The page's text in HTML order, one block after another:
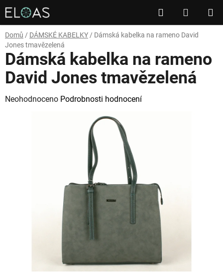
Přejít
na
obsah
Hledat
KOŠÍK
Domů / DÁMSKÉ KABELKY / Dámská kabelka na rameno David
Jones tmavězelená
Dámská kabelka na rameno
David Jones tmavězelená
Průměrné
Neohodnoceno Podrobnosti hodnocení